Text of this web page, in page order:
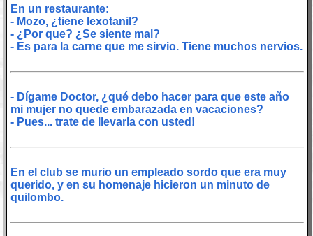
En un restaurante:
- Mozo, ¿tiene lexotanil?
- ¿Por que? ¿Se siente mal?
- Es para la carne que me sirvio. Tiene muchos nervios.
- Dígame Doctor, ¿qué debo hacer para que este año
mi mujer no quede embarazada en vacaciones?
- Pues... trate de llevarla con usted!
En el club se murio un empleado sordo que era muy
querido, y en su homenaje hicieron un minuto de
quilombo.